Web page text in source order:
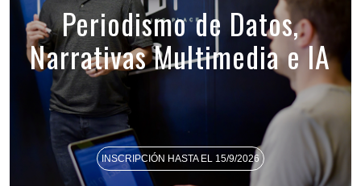
Periodismo de Datos,
Narrativas Multimedia e IA
INSCRIPCIÓN HASTA EL 15/9/2026